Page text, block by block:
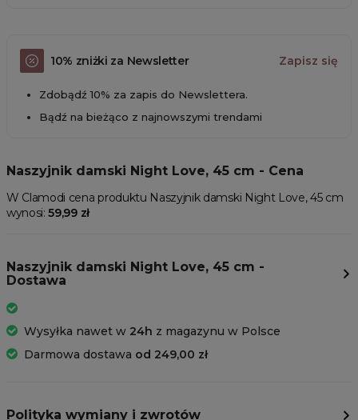
10% zniżki za Newsletter Zapisz się
Zdobądź 10% za zapis do Newslettera.
Bądź na bieżąco z najnowszymi trendami
Naszyjnik damski Night Love, 45 cm - Cena
W Clamodi cena produktu Naszyjnik damski Night Love, 45 cm
wynosi:59,99 zł
Naszyjnik damski Night Love, 45 cm -
Dostawa
Wysyłka nawet w 24h z magazynu w Polsce
Darmowa dostawa od 249,00 zł
Polityka wymiany i zwrotów